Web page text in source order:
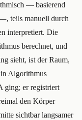
— basierend
teils manuell durch
interpretiert. Die
berechnet, und
sieht, ist der Raum,
Algorithmus
ging; er registriert
den Körper
sichtbar langsamer